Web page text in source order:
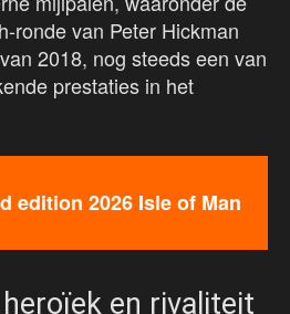
ronde van Peter Hickman
2018, nog steeds een van
prestaties in het
edition 2026 Isle of Man
en rivaliteit